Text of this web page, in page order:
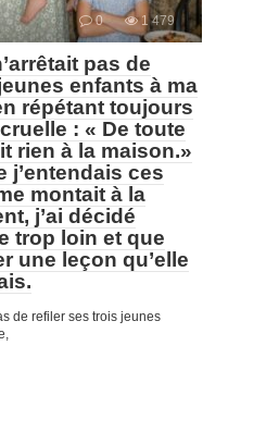
0 1 479
pas de
enfants à ma
répétant toujours
: « De toute
rien à la maison.»
j’entendais ces
montait à la
j’ai décidé
trop loin et que
une leçon qu’elle
de refiler ses trois jeunes